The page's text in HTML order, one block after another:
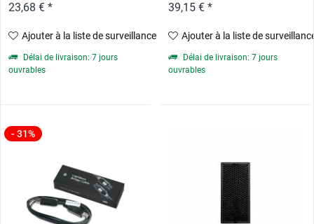
23,68 € *
Ajouter à la liste de surveillance
Délai de livraison: 7 jours
ouvrables
39,15 € *
Ajouter à la liste de
Délai de livraison: 7 jours
ouvrables
- 31%